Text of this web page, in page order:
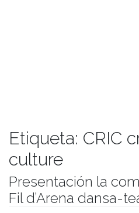
Etiqueta: CRIC
culture
Presentación la
Fil d’Arena dansa-